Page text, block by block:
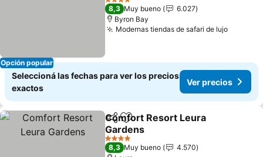
Opción popular
4 Estrellas
8,3 Muy bueno
6.027
Byron Bay
Modernas tiendas de safari de lujo
Seleccioná las fechas para ver los precios
exactos
Ver precios
CompartirAñadir a favoritos
Comfort Resort Leura
Gardens
4 Estrellas
8,3 Muy bueno
4.570